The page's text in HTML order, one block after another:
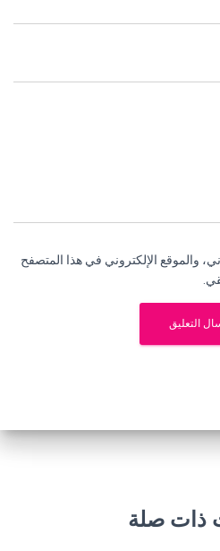
والموقع الإلكتروني في هذا المتصفح
ذات صلة